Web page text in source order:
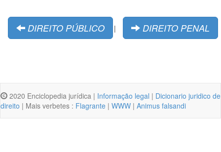
DIREITO PÚBLICO | DIREITO PENAL
2020 Enciclopedia jurídica | Informação legal | Dicionario juridico de
direito | Mais verbetes : Flagrante | WWW | Animus falsandi